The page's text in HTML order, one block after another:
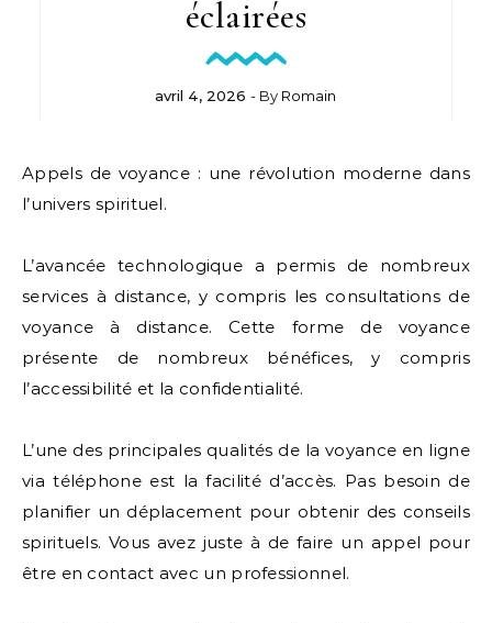
éclairées
avril 4, 2026 - By Romain
Appels de voyance : une révolution moderne dans
l’univers spirituel.
L’avancée technologique a permis de nombreux
services à distance, y compris les consultations de
voyance à distance. Cette forme de voyance
présente de nombreux bénéfices, y compris
l’accessibilité et la confidentialité.
L’une des principales qualités de la voyance en ligne
via téléphone est la facilité d’accès. Pas besoin de
planifier un déplacement pour obtenir des conseils
spirituels. Vous avez juste à de faire un appel pour
être en contact avec un professionnel.